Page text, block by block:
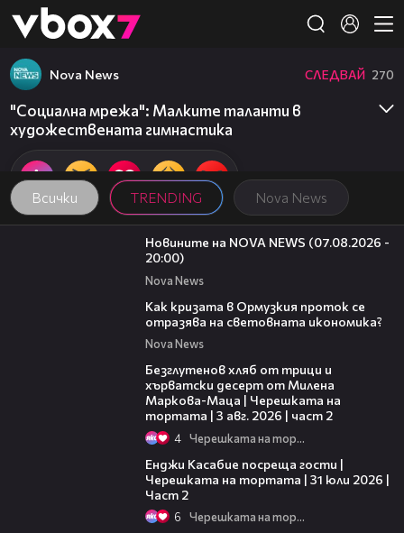
👾
Всички TRENDING Nova News
Nova News СЛЕДВАЙ 270
"Социална мрежа": Малките таланти в
художествената гимнастика
22:56
Новините на NOVA NEWS (07.08.2026 -
20:00)
Nova News
Как кризата в Ормузкия проток се
отразява на световната икономика?
Nova News
Безглутенов хляб от трици и
хърватски десерт от Милена
Маркова-Маца | Черешката на
тортата | 3 авг. 2026 | част 2
4 Черешката на тортата
Енджи Касабие посреща гости |
Черешката на тортата | 31 юли 2026 |
Част 2
6 Черешката на тортата